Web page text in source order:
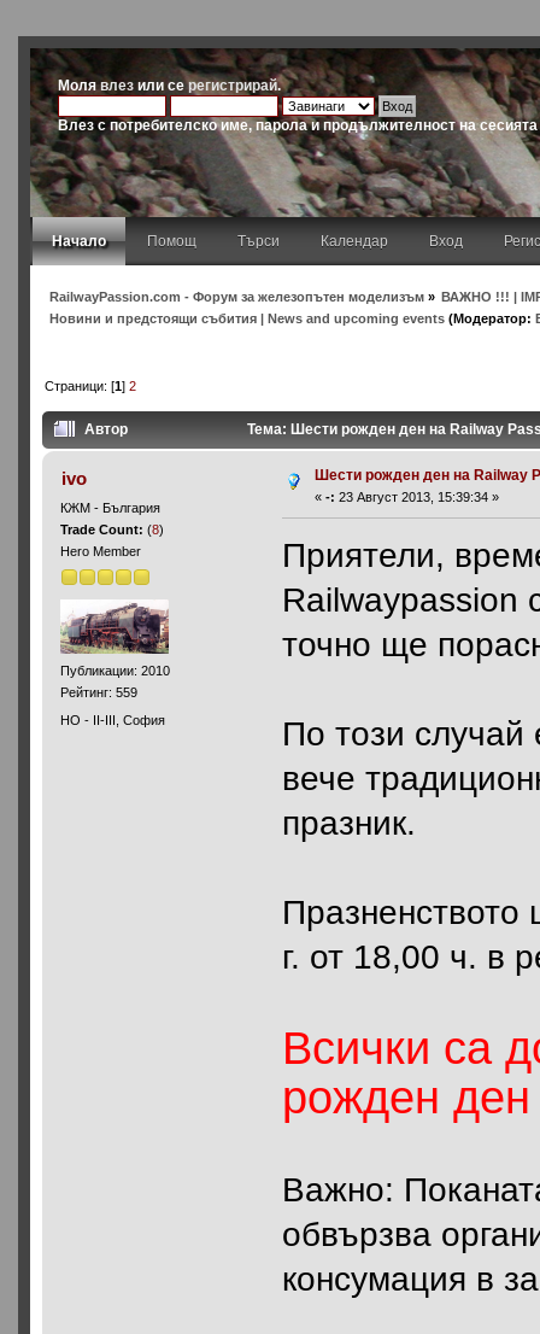
Молявлез или серегистрирай.
Влез с потребителско име, парола и продължителност на сесията
Начало Помощ Търси Календар Вход
RailwayPassion.com - Форум за железопътен моделизъм» ВАЖНО !!! |
Новини и предстоящи събития | News and upcoming events(Модератор:
Страници: [1] 2
Автор Тема: Шести рожден ден на Railway
ivo
КЖМ - България
Trade Count:(8)
Hero Member
Публикации: 2010
Рейтинг: 559
HO - II-III, София
Шести рожден ден на Railway
«-: 23 Август 2013, 15:39:34 »
Приятели,
Railwaypassion
точно ще
По този
вече
празник.
г. от 18,00 ч. в
Всички са
рожден
Важно:
обвързва
консумация в